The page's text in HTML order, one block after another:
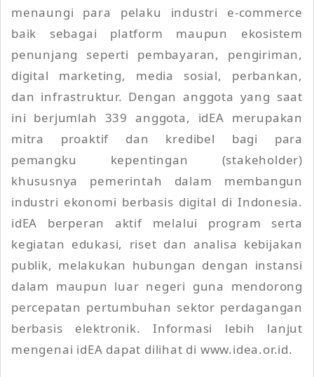
menaungi para pelaku industri e-commerce
baik sebagai platform maupun ekosistem
penunjang seperti pembayaran, pengiriman,
digital marketing, media sosial, perbankan,
dan infrastruktur. Dengan anggota yang saat
ini berjumlah 339 anggota, idEA merupakan
mitra proaktif dan kredibel bagi para
pemangku kepentingan (stakeholder)
khususnya pemerintah dalam membangun
industri ekonomi berbasis digital di Indonesia.
idEA berperan aktif melalui program serta
kegiatan edukasi, riset dan analisa kebijakan
publik, melakukan hubungan dengan instansi
dalam maupun luar negeri guna mendorong
percepatan pertumbuhan sektor perdagangan
berbasis elektronik. Informasi lebih lanjut
mengenai idEA dapat dilihat di www.idea.or.id.